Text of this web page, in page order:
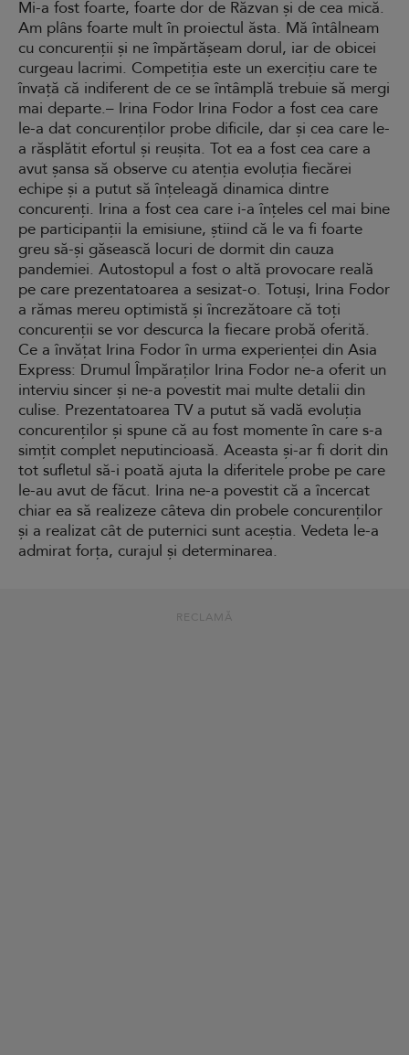
Mi-a fost foarte, foarte dor de Răzvan și de cea mică.
Am plâns foarte mult în proiectul ăsta. Mă întâlneam
cu concurenții și ne împărtășeam dorul, iar de obicei
curgeau lacrimi. Competiția este un exercițiu care te
învață că indiferent de ce se întâmplă trebuie să mergi
mai departe.– Irina Fodor Irina Fodor a fost cea care
le-a dat concurenților probe dificile, dar și cea care le-
a răsplătit efortul și reușita. Tot ea a fost cea care a
avut șansa să observe cu atenția evoluția fiecărei
echipe și a putut să înțeleagă dinamica dintre
concurenți. Irina a fost cea care i-a înțeles cel mai bine
pe participanții la emisiune, știind că le va fi foarte
greu să-și găsească locuri de dormit din cauza
pandemiei. Autostopul a fost o altă provocare reală
pe care prezentatoarea a sesizat-o. Totuși, Irina Fodor
a rămas mereu optimistă și încrezătoare că toți
concurenții se vor descurca la fiecare probă oferită.
Ce a învățat Irina Fodor în urma experienței din Asia
Express: Drumul Împăraților Irina Fodor ne-a oferit un
interviu sincer și ne-a povestit mai multe detalii din
culise. Prezentatoarea TV a putut să vadă evoluția
concurenților și spune că au fost momente în care s-a
simțit complet neputincioasă. Aceasta și-ar fi dorit din
tot sufletul să-i poată ajuta la diferitele probe pe care
le-au avut de făcut. Irina ne-a povestit că a încercat
chiar ea să realizeze câteva din probele concurenților
și a realizat cât de puternici sunt aceștia. Vedeta le-a
admirat forța, curajul și determinarea.
RECLAMĂ